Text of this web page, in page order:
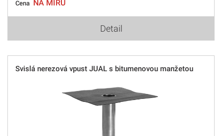
Cena NA MÍRU
Detail
Svislá nerezová vpust JUAL s bitumenovou manžetou